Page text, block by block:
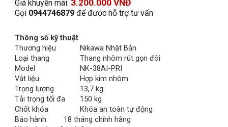
Giá khuyến mãi: 3.200.000 VNĐ
Gọi 0944746879 để được hỗ trợ tư vấn
Thông số kỹ thuật
Thương hiệu
Nikawa Nhật Bản
Loại thang
Thang nhôm rút gọn đôi
Model
NK-38AI-PRI
Vật liệu
Hợp kim nhôm
Trọng lượng
13,7 kg
Tải trọng tối đa
150 kg
Chốt khóa
Khóa an toàn tự động
Bảo hành
18 tháng chính hãng